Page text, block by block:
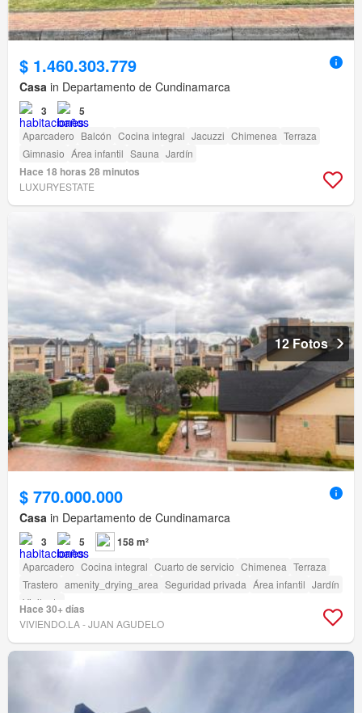
$ 1.460.303.779
Casa in Departamento de Cundinamarca
3 5
Aparcadero Balcón Cocina integral Jacuzzi Chimenea Terraza
Gimnasio Área infantil Sauna Jardín
Hace 18 horas 28 minutos
LUXURYESTATE
12 Fotos
$ 770.000.000
Casa in Departamento de Cundinamarca
3 5 158 m²
Aparcadero Cocina integral Cuarto de servicio Chimenea Terraza
Trastero amenity_drying_area Seguridad privada Área infantil Jardín
Vigilante
Hace 30+ días
VIVIENDO.LA - JUAN AGUDELO